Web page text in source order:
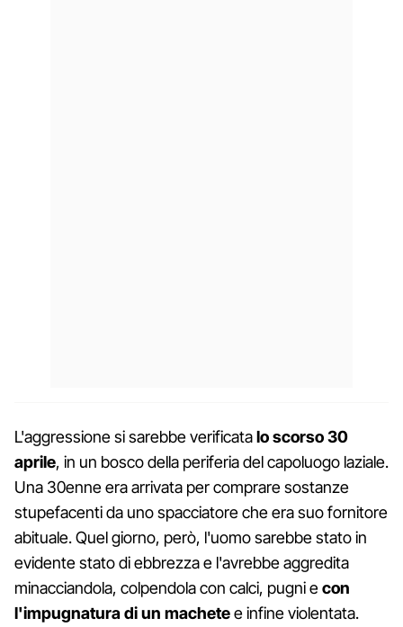
L'aggressione si sarebbe verificatalo scorso 30
aprile, in un bosco della periferia del capoluogo laziale.
Una 30enne era arrivata per comprare sostanze
stupefacenti da uno spacciatore che era suo fornitore
abituale. Quel giorno, però, l'uomo sarebbe stato in
evidente stato di ebbrezza e l'avrebbe aggredita
minacciandola, colpendola con calci, pugni econ
l'impugnatura di un machetee infine violentata.